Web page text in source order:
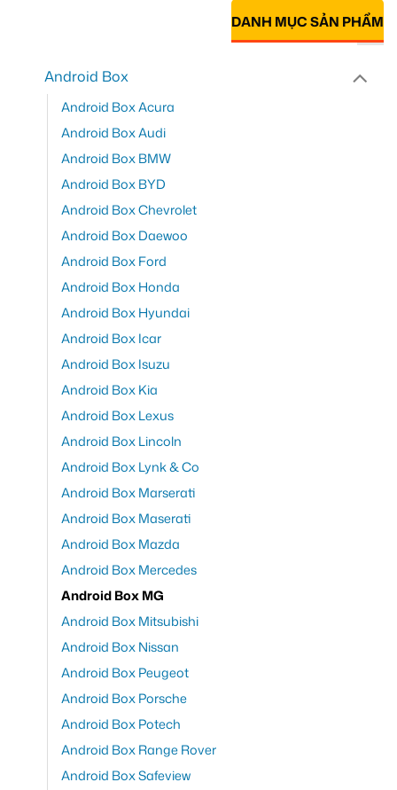
DANH MỤC SẢN PHẨM
Android Box
Android Box Acura
Android Box Audi
Android Box BMW
Android Box BYD
Android Box Chevrolet
Android Box Daewoo
Android Box Ford
Android Box Honda
Android Box Hyundai
Android Box Icar
Android Box Isuzu
Android Box Kia
Android Box Lexus
Android Box Lincoln
Android Box Lynk & Co
Android Box Marserati
Android Box Maserati
Android Box Mazda
Android Box Mercedes
Android Box MG
Android Box Mitsubishi
Android Box Nissan
Android Box Peugeot
Android Box Porsche
Android Box Potech
Android Box Range Rover
Android Box Safeview